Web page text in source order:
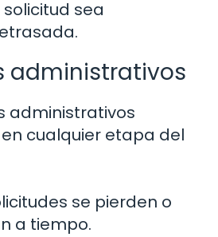
sea
administrativos
administrativos
cualquier etapa del
se pierden o
a tiempo.